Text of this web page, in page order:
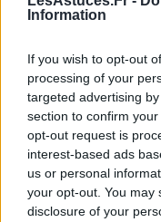
Information
If you wish to opt-out
processing of your
targeted advertising
section to confirm
opt-out request is
interest-based ads
us or personal
your opt-out. You may
disclosure of your
Vérifier
Traiter les
avec un peu de
Séparer le linge
types de textiles
Choisir le bon